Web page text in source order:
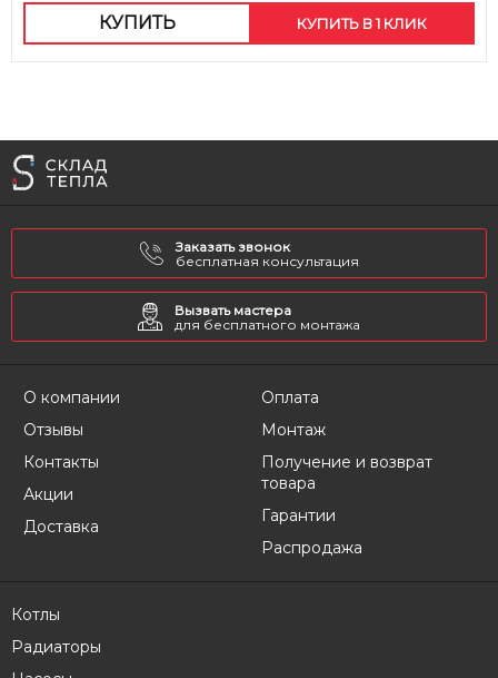
КУПИТЬ КУПИТЬ В 1 КЛИК
Заказать звонок
бесплатная консультация
Вызвать мастера
для бесплатного монтажа
О компании
Отзывы
Контакты
Акции
Доставка
Оплата
Монтаж
Получение и возврат
товара
Гарантии
Распродажа
Котлы
Радиаторы